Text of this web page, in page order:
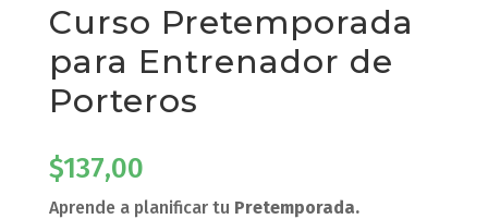
Curso Pretemporada
para Entrenador de
Porteros
$137,00
Aprende a planificar tu Pretemporada.